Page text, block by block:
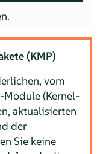
(KMP)
vom
Module (Kernel-
aktualisierten
der
Sie keine